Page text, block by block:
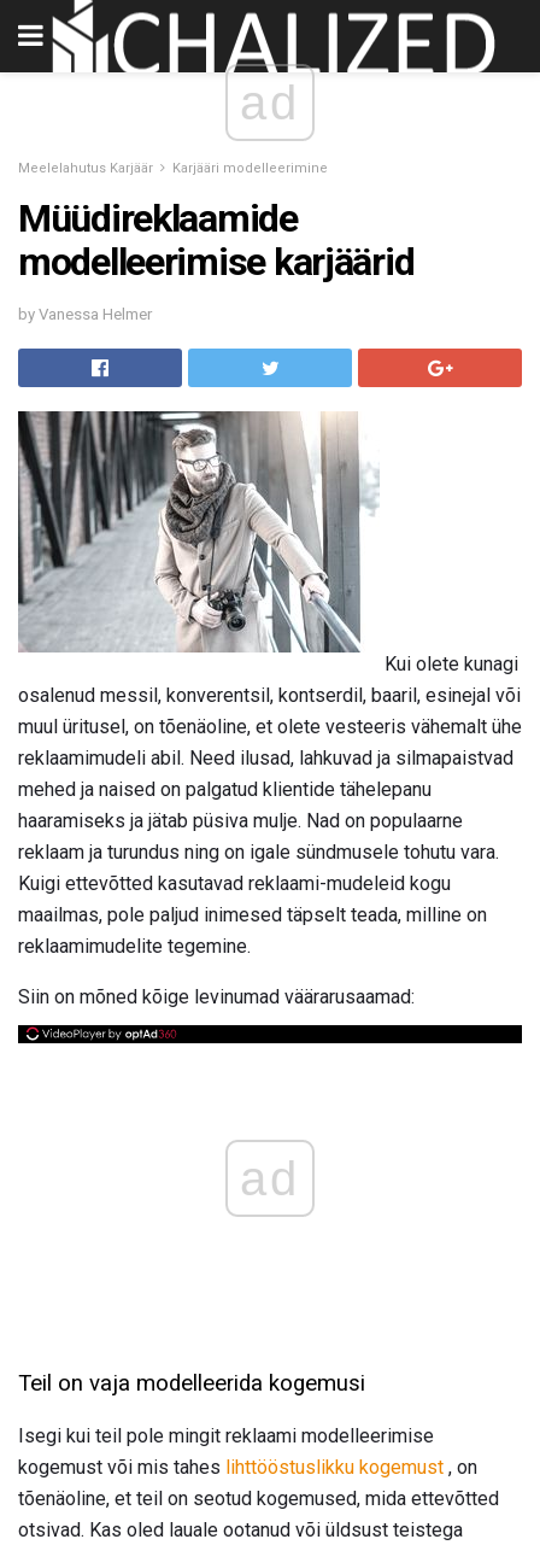
ad
Meelelahutus Karjäär Karjääri modelleerimine
Müüdireklaamide
modelleerimise karjäärid
by Vanessa Helmer
Kui olete kunagi
osalenud messil, konverentsil, kontserdil, baaril, esinejal või
muul üritusel, on tõenäoline, et olete vesteeris vähemalt ühe
reklaamimudeli abil. Need ilusad, lahkuvad ja silmapaistvad
mehed ja naised on palgatud klientide tähelepanu
haaramiseks ja jätab püsiva mulje. Nad on populaarne
reklaam ja turundus ning on igale sündmusele tohutu vara.
Kuigi ettevõtted kasutavad reklaami-mudeleid kogu
maailmas, pole paljud inimesed täpselt teada, milline on
reklaamimudelite tegemine.
Siin on mõned kõige levinumad väärarusaamad:
ad
Teil on vaja modelleerida kogemusi
Isegi kui teil pole mingit reklaami modelleerimise
kogemust või mis tahes lihttööstuslikku kogemust , on
tõenäoline, et teil on seotud kogemused, mida ettevõtted
otsivad. Kas oled lauale ootanud või üldsust teistega